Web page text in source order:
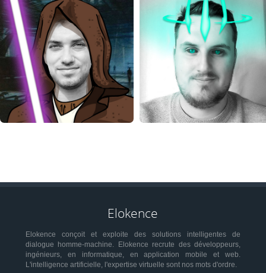
EDWIN
Développeur web
BENJAMIN
Développeur Android
Elokence
Elokence conçoit et exploite des solutions intelligentes de
dialogue homme-machine. Elokence recrute des développeurs,
ingénieurs, en informatique, en application mobile et web.
L'intelligence artificielle, l'expertise virtuelle sont nos mots d'ordre.